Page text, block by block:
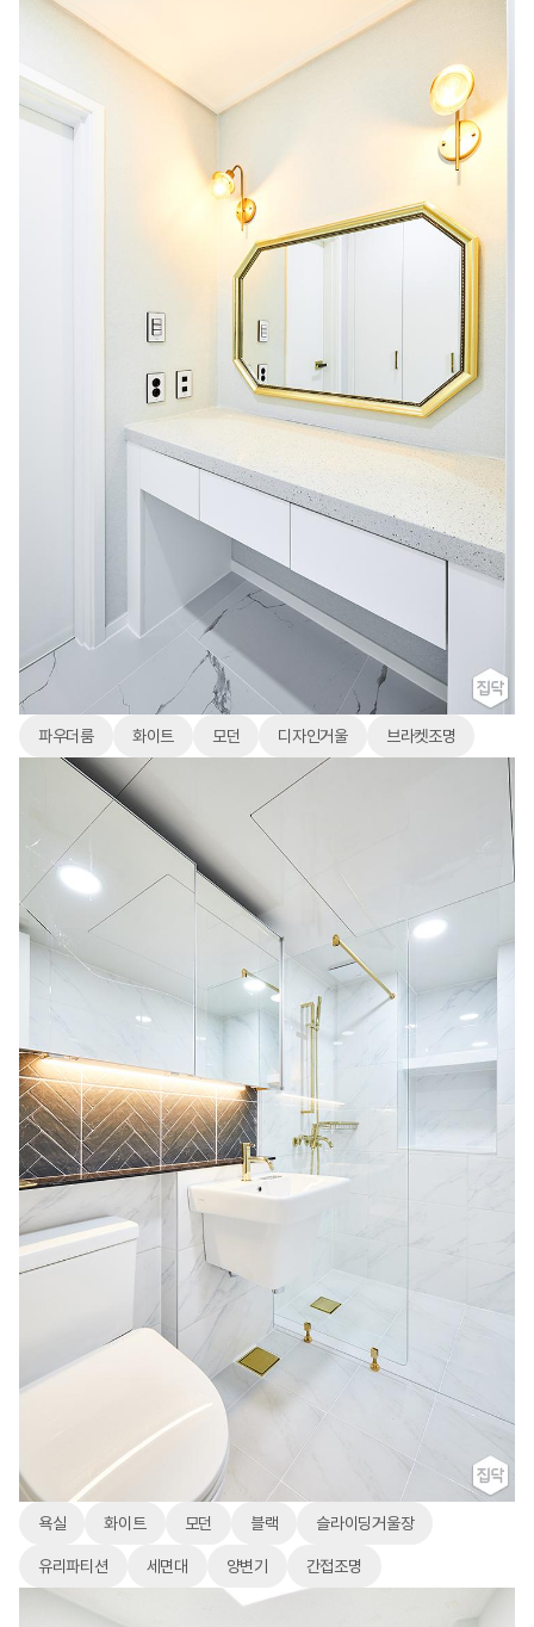
파우더룸 화이트 모던 디자인거울 브라켓조명
욕실 화이트 모던 블랙 슬라이딩거울장
유리파티션 세면대 양변기 간접조명